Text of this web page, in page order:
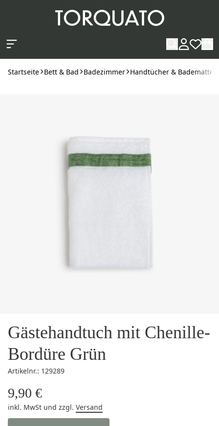
Startseite Bett & Bad Badezimmer Handtücher & Badematten
Gästehandtuch mit Chenille-
Bordüre Grün
Artikelnr.: 129289
9,90 €
inkl. MwSt und zzgl. Versand